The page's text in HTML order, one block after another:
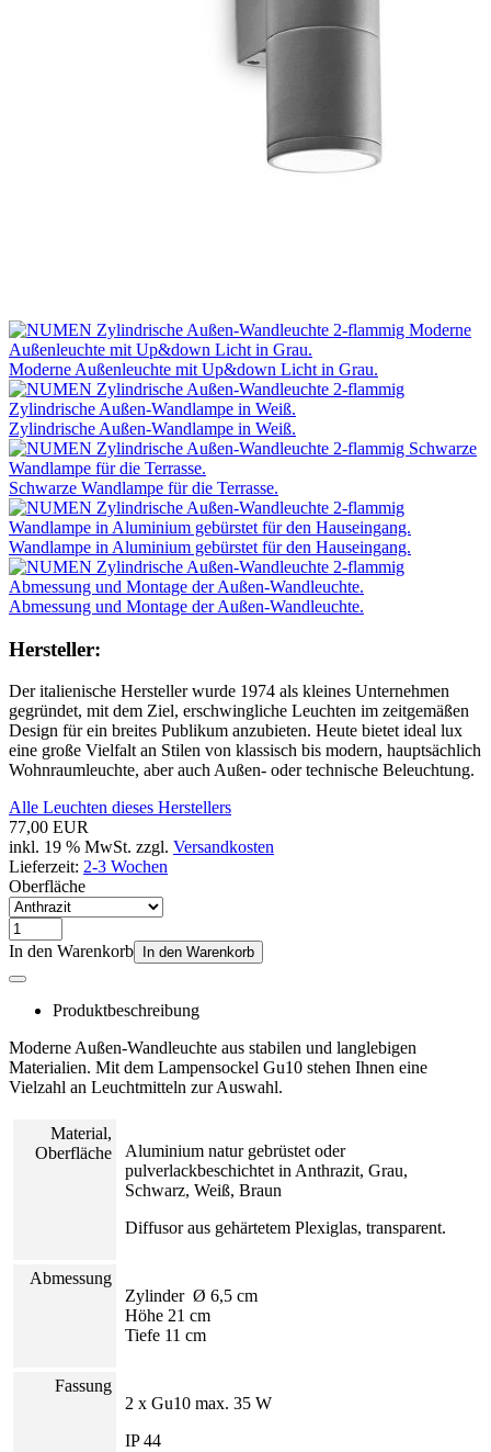
Moderne Außenleuchte mit Up&down Licht in Grau.
Zylindrische Außen-Wandlampe in Weiß.
Schwarze Wandlampe für die Terrasse.
Wandlampe in Aluminium gebürstet für den Hauseingang.
Abmessung und Montage der Außen-Wandleuchte.
Hersteller:
Der italienische Hersteller wurde 1974 als kleines Unternehmen
gegründet, mit dem Ziel, erschwingliche Leuchten im zeitgemäßen
Design für ein breites Publikum anzubieten. Heute bietet ideal lux
eine große Vielfalt an Stilen von klassisch bis modern, hauptsächlich
Wohnraumleuchte, aber auch Außen- oder technische Beleuchtung.
Alle Leuchten dieses Herstellers
77,00 EUR
inkl. 19 % MwSt. zzgl. Versandkosten
Lieferzeit: 2-3 Wochen
Oberfläche
In den Warenkorb In den Warenkorb
Produktbeschreibung
Moderne Außen-Wandleuchte aus stabilen und langlebigen
Materialien. Mit dem Lampensockel Gu10 stehen Ihnen eine
Vielzahl an Leuchtmitteln zur Auswahl.
Material,
Oberfläche
Aluminium natur gebrüstet oder
pulverlackbeschichtet in Anthrazit, Grau,
Schwarz, Weiß, Braun
Diffusor aus gehärtetem Plexiglas, transparent.
Abmessung
Zylinder Ø 6,5 cm
Höhe 21 cm
Tiefe 11 cm
Fassung
2 x Gu10 max. 35 W
IP 44